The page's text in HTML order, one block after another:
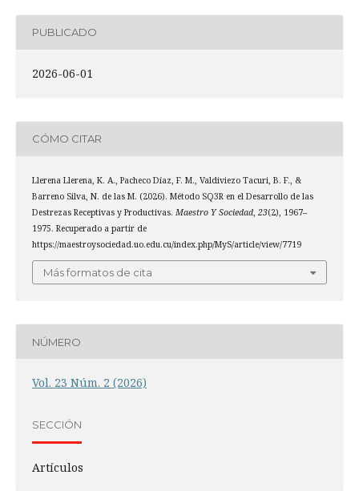
PUBLICADO
2026-06-01
CÓMO CITAR
Llerena Llerena, K. A., Pacheco Díaz, F. M., Valdiviezo Tacuri, B. F., &
Barreno Silva, N. de las M. (2026). Método SQ3R en el Desarrollo de las
Destrezas Receptivas y Productivas. Maestro Y Sociedad, 23(2), 1967–
1975. Recuperado a partir de
https://maestroysociedad.uo.edu.cu/index.php/MyS/article/view/7719
Más formatos de cita
NÚMERO
Vol. 23 Núm. 2 (2026)
SECCIÓN
Artículos